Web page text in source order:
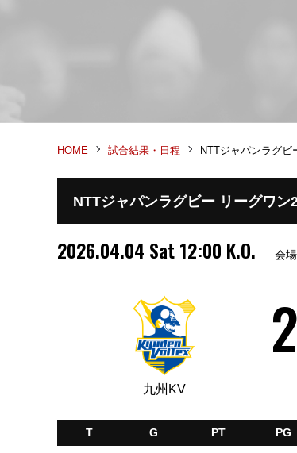
HOME 試合結果・日程 NTTジャパンラグ
NTTジャパンラグビー リーグワ
2026.04.04 Sat 12:00 K.O. 会場
九州KV
T G PT PG